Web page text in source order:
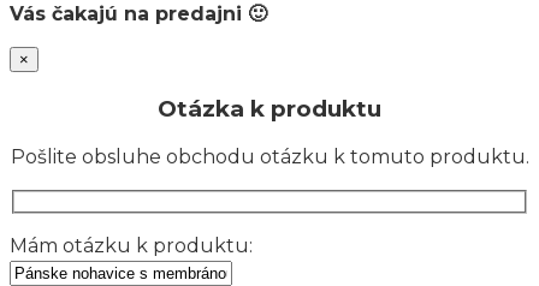
Vás čakajú na predajni 🙂
×
Otázka k produktu
Pošlite obsluhe obchodu otázku k tomuto produktu.
Mám otázku k produktu: